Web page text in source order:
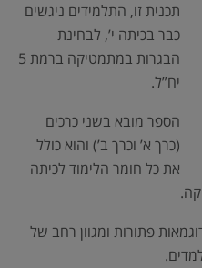
תכנית זו, התלמידים ניגשים
כבר בכיתה י’, לבחינת
הבגרות במתמטיקה ברמת 5
יח”ל.
הספר מובא בשני כרכים
(כרך א’ וכרך ב’) והוא כולל
את כל חומר הלימוד לכיתה
פתורות ומגוון רחב של